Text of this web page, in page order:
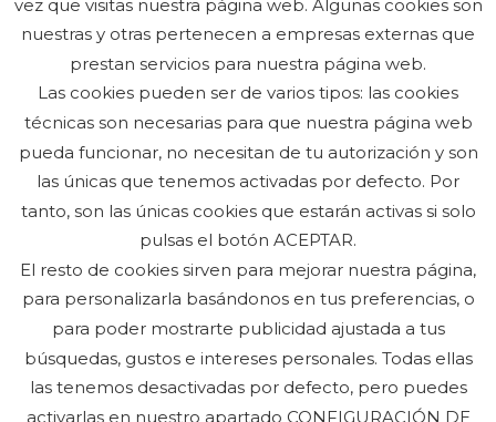
Soluciones globales en transportes
especiales y grúas
Pol. Malpica, Calle F, Nave 52 | 50016 Zaragoza
info@transportestlp.com
vez que visitas nuestra página web. Algunas cookies son
nuestras y otras pertenecen a empresas externas que
prestan servicios para nuestra página web.
Las cookies pueden ser de varios tipos: las cookies
técnicas son necesarias para que nuestra página web
pueda funcionar, no necesitan de tu autorización y son
las únicas que tenemos activadas por defecto. Por
tanto, son las únicas cookies que estarán activas si solo
pulsas el botón ACEPTAR.
El resto de cookies sirven para mejorar nuestra página,
para personalizarla basándonos en tus preferencias, o
para poder mostrarte publicidad ajustada a tus
búsquedas, gustos e intereses personales. Todas ellas
las tenemos desactivadas por defecto, pero puedes
activarlas en nuestro apartado CONFIGURACIÓN DE